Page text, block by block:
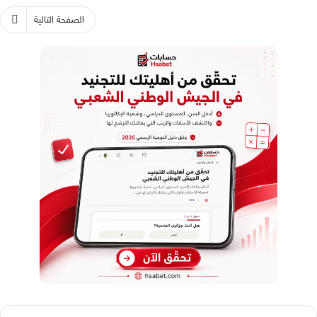
الصفحة التالية